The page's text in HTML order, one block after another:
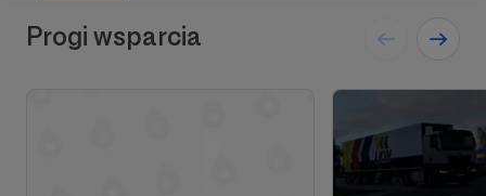
Progi wsparcia